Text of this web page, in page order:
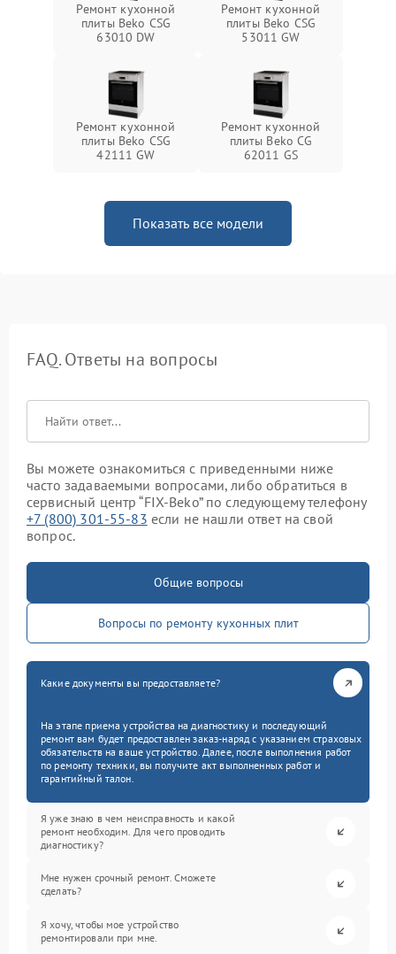
Ремонт кухонной
плиты Beko CSG
63010 DW
Ремонт кухонной
плиты Beko CSG
53011 GW
Ремонт кухонной
плиты Beko CSG
42111 GW
Ремонт кухонной
плиты Beko CG
62011 GS
Показать все модели
FAQ. Ответы на вопросы
Вы можете ознакомиться с приведенными ниже
часто задаваемыми вопросами, либо обратиться в
сервисный центр “FIX-Beko” по следующему телефону
+7 (800) 301-55-83 если не нашли ответ на свой
вопрос.
Общие вопросы
Вопросы по ремонту кухонных плит
Какие документы вы предоставляете?
На этапе приема устройства на диагностику и последующий
ремонт вам будет предоставлен заказ-наряд с указанием страховых
обязательств на ваше устройство. Далее, после выполнения работ
по ремонту техники, вы получите акт выполненных работ и
гарантийный талон.
Я уже знаю в чем неисправность и какой
ремонт необходим. Для чего проводить
диагностику?
Мне нужен срочный ремонт. Сможете
сделать?
Я хочу, чтобы мое устройство
ремонтировали при мне.